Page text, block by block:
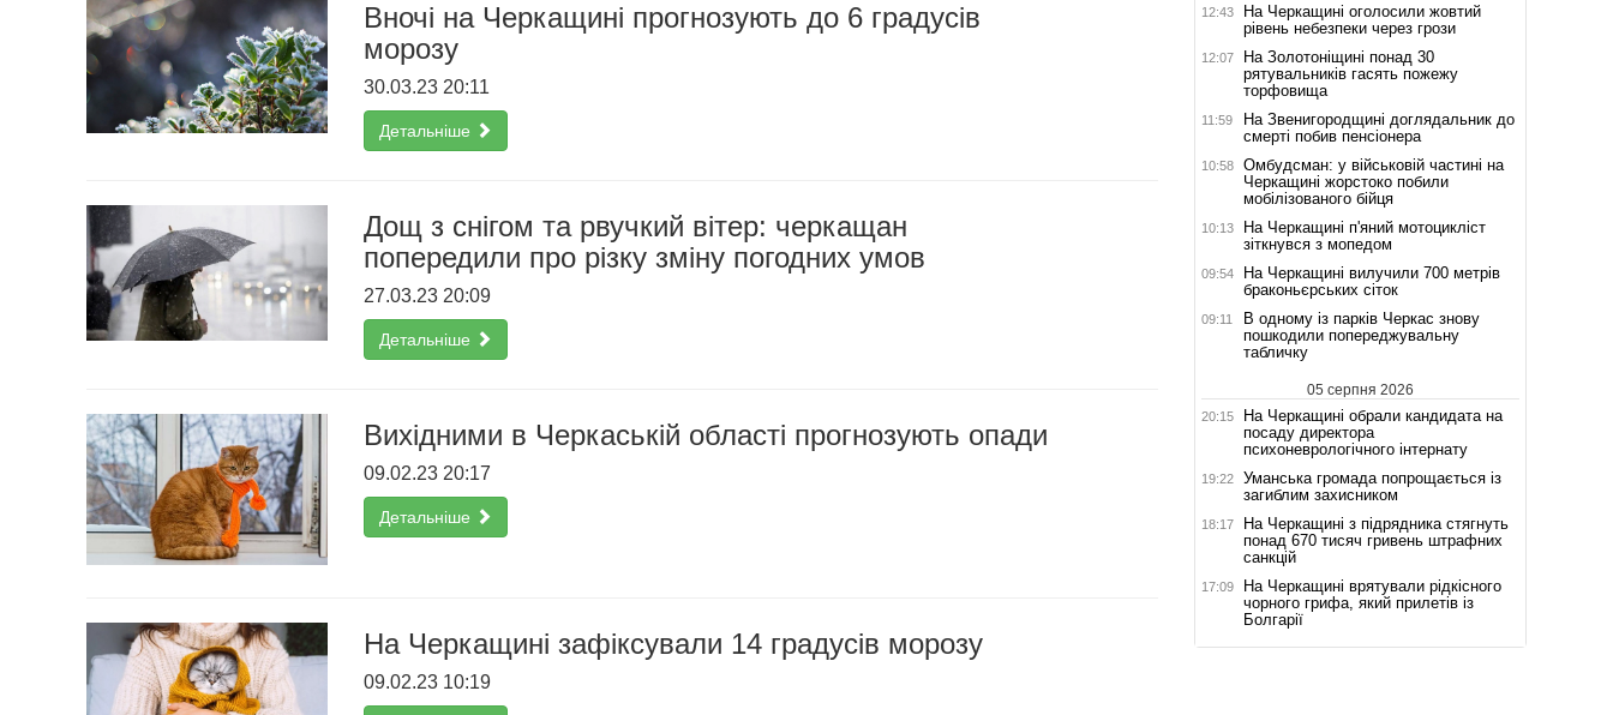
Вночі на Черкащині прогнозують до 6 градусів
морозу
30.03.23 20:11
Детальніше
Дощ з снігом та рвучкий вітер: черкащан
попередили про різку зміну погодних умов
27.03.23 20:09
Детальніше
Вихідними в Черкаській області прогнозують опади
09.02.23 20:17
Детальніше
На Черкащині зафіксували 14 градусів морозу
09.02.23 10:19
12:43
На Черкащині оголосили жовтий
рівень небезпеки через грози
12:07
На Золотоніщині понад 30
рятувальників гасять пожежу
торфовища
11:59
На Звенигородщині доглядальник до
смерті побив пенсіонера
10:58
Омбудсман: у військовій частині на
Черкащині жорстоко побили
мобілізованого бійця
10:13
На Черкащині п'яний мотоцикліст
зіткнувся з мопедом
09:54
На Черкащині вилучили 700 метрів
браконьєрських сіток
09:11
В одному із парків Черкас знову
пошкодили попереджувальну
табличку
05 серпня 2026
20:15
На Черкащині обрали кандидата на
посаду директора
психоневрологічного інтернату
19:22
Уманська громада попрощається із
загиблим захисником
18:17
На Черкащині з підрядника стягнуть
понад 670 тисяч гривень штрафних
санкцій
17:09
На Черкащині врятували рідкісного
чорного грифа, який прилетів із
Болгарії